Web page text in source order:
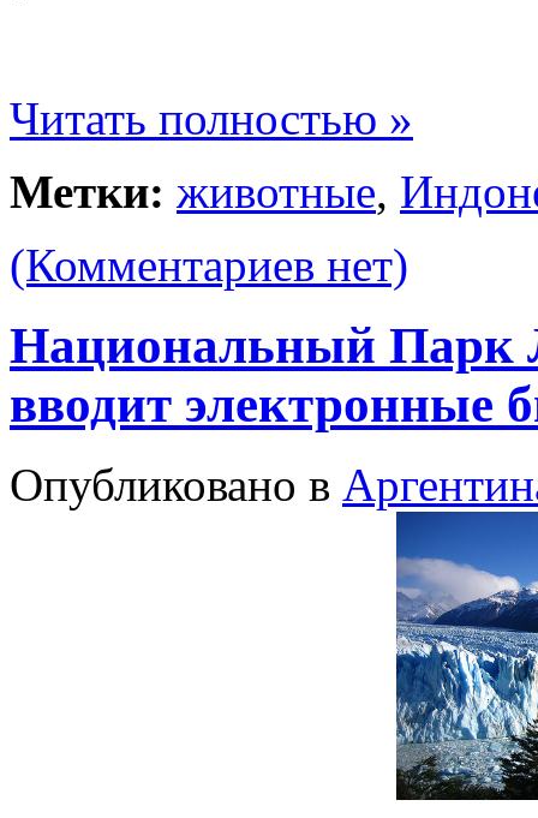
Читать полностью »
Метки: животные,
(Комментариев нет)
Национальный Парк
вводит электронные
Опубликовано в